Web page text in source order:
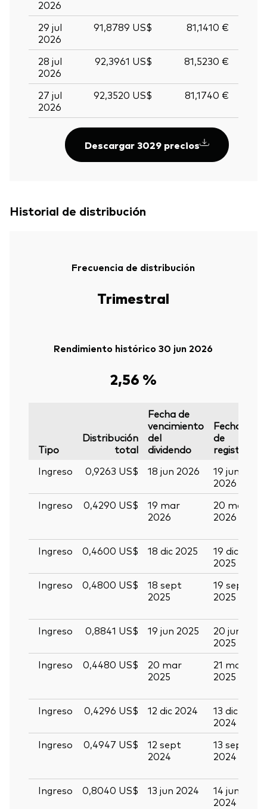
2026
29 jul
2026
91,8789 US$ 81,1410 €
28 jul
2026
92,3961 US$ 81,5230 €
27 jul
2026
92,3520 US$ 81,1740 €
Descargar 3029 precios
Historial de distribución
Frecuencia de distribución
Trimestral
Rendimiento histórico 30 jun 2026
2,56 %
Tipo
Distribución
total
Fecha de
vencimiento
del
dividendo
Fecha
de
registro
Ingreso
0,9263 US$ 18 jun 2026
19 jun
2026
Ingreso
0,4290 US$
19 mar
2026
20 mar
2026
Ingreso
0,4600 US$ 18 dic 2025
19 dic
2025
Ingreso
0,4800 US$
18 sept
2025
19 sept
2025
Ingreso
0,8841 US$ 19 jun 2025
20 jun
2025
Ingreso
0,4480 US$
20 mar
2025
21 mar
2025
Ingreso
0,4296 US$ 12 dic 2024
13 dic
2024
Ingreso
0,4947 US$
12 sept
2024
13 sept
2024
Ingreso
0,8040 US$ 13 jun 2024
14 jun
2024